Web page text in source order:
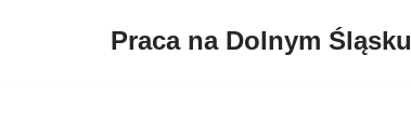
Praca na Dolnym Śląsku